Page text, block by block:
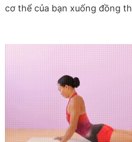
cơ thể của bạn xuống đồng